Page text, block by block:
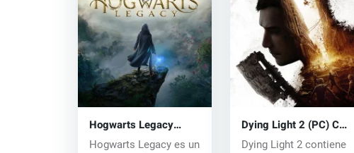
Hogwarts Legacy
(Xbox One) key
Hogwarts Legacy es un
Dying Light 2 (PC) CD
key
Dying Light 2 contiene